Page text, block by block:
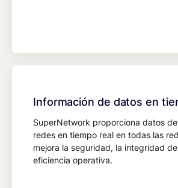
Información de datos en
SuperNetwork proporciona datos
redes en tiempo real en todas las
mejora la seguridad, la integridad
eficiencia operativa.